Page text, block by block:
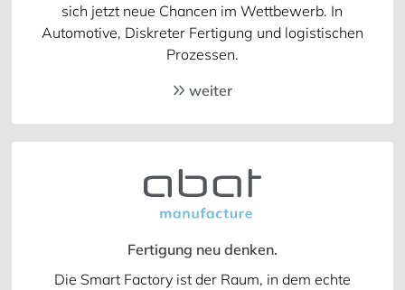
sich jetzt neue Chancen im Wettbewerb. In
Automotive, Diskreter Fertigung und logistischen
Prozessen.
weiter
Fertigung neu denken.
Die Smart Factory ist der Raum, in dem echte